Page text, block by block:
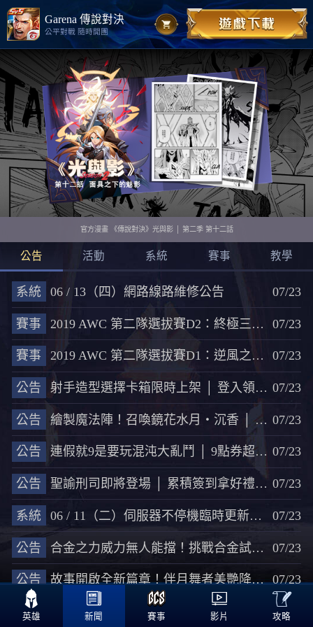
Garena 傳說對決
公平對戰 隨時開團
官方漫畫 《傳說對決》光與影 │ 第二季 第十二話
公告 活動 系統 賽事 教學
系統 06 / 13（四）網路線路維修公告 07/23
賽事 2019 AWC 第二隊選拔賽D2：終極三高地被破逆轉秀！ONE以4:2擊敗TXO取得AWC第二張門票 07/23
賽事 2019 AWC 第二隊選拔賽D1：逆風之王ONE大發威，激戰七回合最後逆轉勝NVM 07/23
公告 射手造型選擇卡箱限時上架 │ 登入領獎勵 週一要Happy 07/23
公告 繪製魔法陣！召喚鏡花水月‧沉香 │ 魔法抽獎 金幣獎池限時登場 07/23
公告 連假就9是要玩混沌大亂鬥 │ 9點券超級英雄箱再臨 07/23
公告 聖諭刑司即將登場 │ 累積簽到拿好禮 & 對戰送魔法水晶 07/23
系統 06 / 11（二）伺服器不停機臨時更新公告 07/23
公告 合金之力威力無人能擋！挑戰合金試煉有機會獲得瑟斐斯 合金進化 07/23
公告 故事開啟全新篇章！伴月舞者美艷降臨桌布｜傳說桌布產生器英雄更新 07/23
<< 341 >>
英雄 新聞 賽事 影片

攻略